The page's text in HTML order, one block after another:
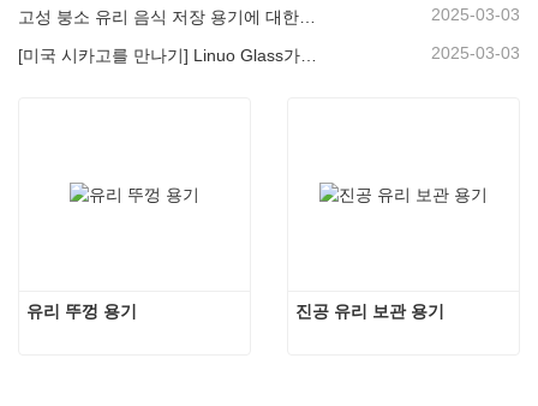
2025-03-03
[미국 시카고를 만나기] Linuo Glass가 함께 시카고에서 영감을 얻은 홈 쇼를 모으도록 초대합니다! 2025-03-03
유리 뚜껑 용기 진공 유리 보관 용기